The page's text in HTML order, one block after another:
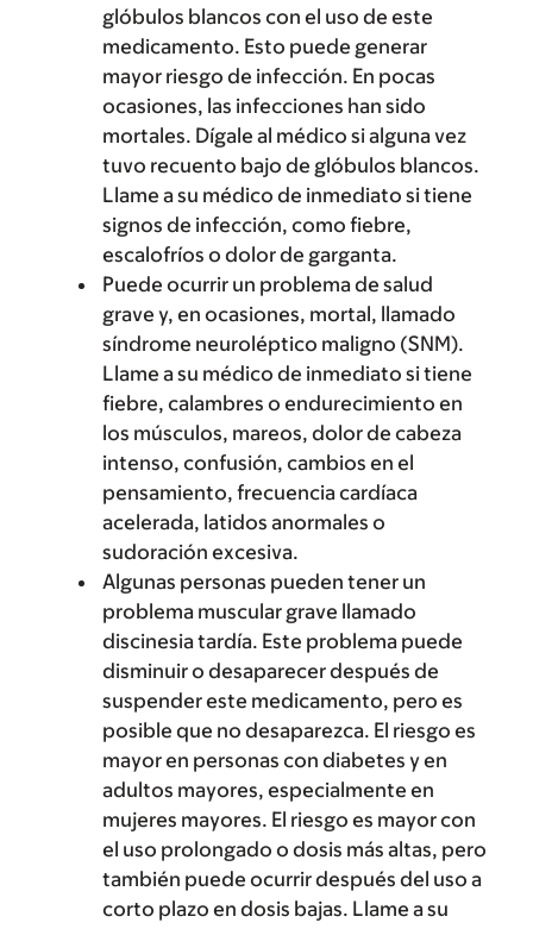
glóbulos blancos con el uso de este
medicamento. Esto puede generar
mayor riesgo de infección. En pocas
ocasiones, las infecciones han sido
mortales. Dígale al médico si alguna vez
tuvo recuento bajo de glóbulos blancos.
Llame a su médico de inmediato si tiene
signos de infección, como fiebre,
escalofríos o dolor de garganta.
Puede ocurrir un problema de salud
grave y, en ocasiones, mortal, llamado
síndrome neuroléptico maligno (SNM).
Llame a su médico de inmediato si tiene
fiebre, calambres o endurecimiento en
los músculos, mareos, dolor de cabeza
intenso, confusión, cambios en el
pensamiento, frecuencia cardíaca
acelerada, latidos anormales o
sudoración excesiva.
Algunas personas pueden tener un
problema muscular grave llamado
discinesia tardía. Este problema puede
disminuir o desaparecer después de
suspender este medicamento, pero es
posible que no desaparezca. El riesgo es
mayor en personas con diabetes y en
adultos mayores, especialmente en
mujeres mayores. El riesgo es mayor con
el uso prolongado o dosis más altas, pero
también puede ocurrir después del uso a
corto plazo en dosis bajas. Llame a su